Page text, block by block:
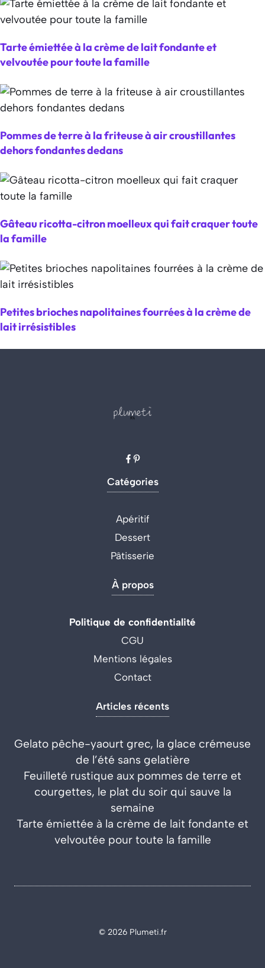
Tarte émiettée à la crème de lait fondante et
velvoutée pour toute la famille
Pommes de terre à la friteuse à air croustillantes
dehors fondantes dedans
Gâteau ricotta-citron moelleux qui fait craquer toute
la famille
Petites brioches napolitaines fourrées à la crème de
lait irrésistibles
Catégories
Apéritif
Dessert
Pâtisserie
À propos
Politique de confidentialité
CGU
Mentions légales
Contact
Articles récents
Gelato pêche-yaourt grec, la glace crémeuse
de l’été sans gelatière
Feuilleté rustique aux pommes de terre et
courgettes, le plat du soir qui sauve la
semaine
Tarte émiettée à la crème de lait fondante et
velvoutée pour toute la famille
© 2026 Plumeti.fr